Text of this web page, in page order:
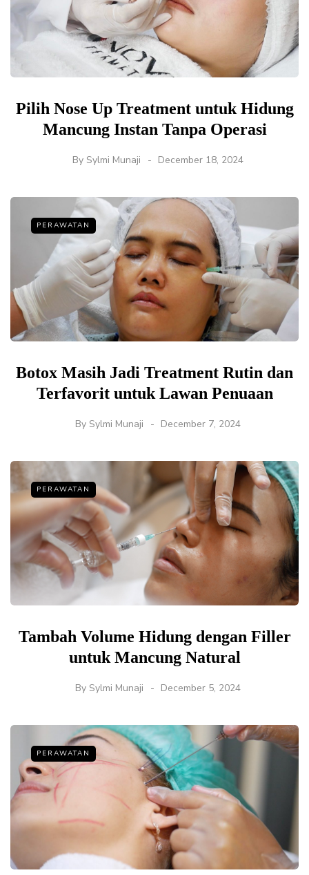
Pilih Nose Up Treatment untuk Hidung
Mancung Instan Tanpa Operasi
By Sylmi Munaji December 18, 2024
PERAWATAN
Botox Masih Jadi Treatment Rutin dan
Terfavorit untuk Lawan Penuaan
By Sylmi Munaji December 7, 2024
PERAWATAN
Tambah Volume Hidung dengan Filler
untuk Mancung Natural
By Sylmi Munaji December 5, 2024
PERAWATAN